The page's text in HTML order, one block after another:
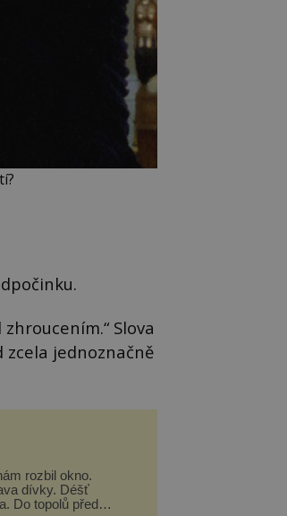
Slova
jednoznačně
rozbil okno.
dívky. Déšť
Do topolů před